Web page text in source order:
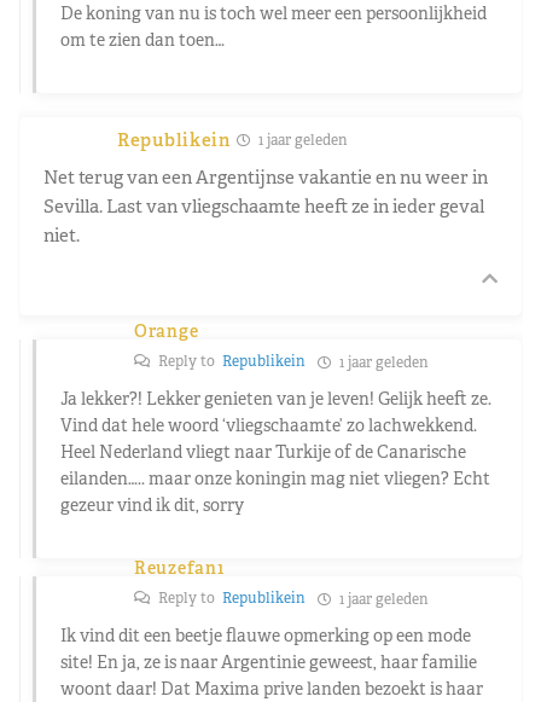
De koning van nu is toch wel meer een persoonlijkheid
om te zien dan toen…
Republikein 1 jaar geleden
Net terug van een Argentijnse vakantie en nu weer in
Sevilla. Last van vliegschaamte heeft ze in ieder geval
niet.
Orange
Reply to Republikein 1 jaar geleden
Ja lekker?! Lekker genieten van je leven! Gelijk heeft ze.
Vind dat hele woord ‘vliegschaamte’ zo lachwekkend.
Heel Nederland vliegt naar Turkije of de Canarische
eilanden….. maar onze koningin mag niet vliegen? Echt
gezeur vind ik dit, sorry
Reuzefan1
Reply to Republikein 1 jaar geleden
Ik vind dit een beetje flauwe opmerking op een mode
site! En ja, ze is naar Argentinie geweest, haar familie
woont daar! Dat Maxima prive landen bezoekt is haar